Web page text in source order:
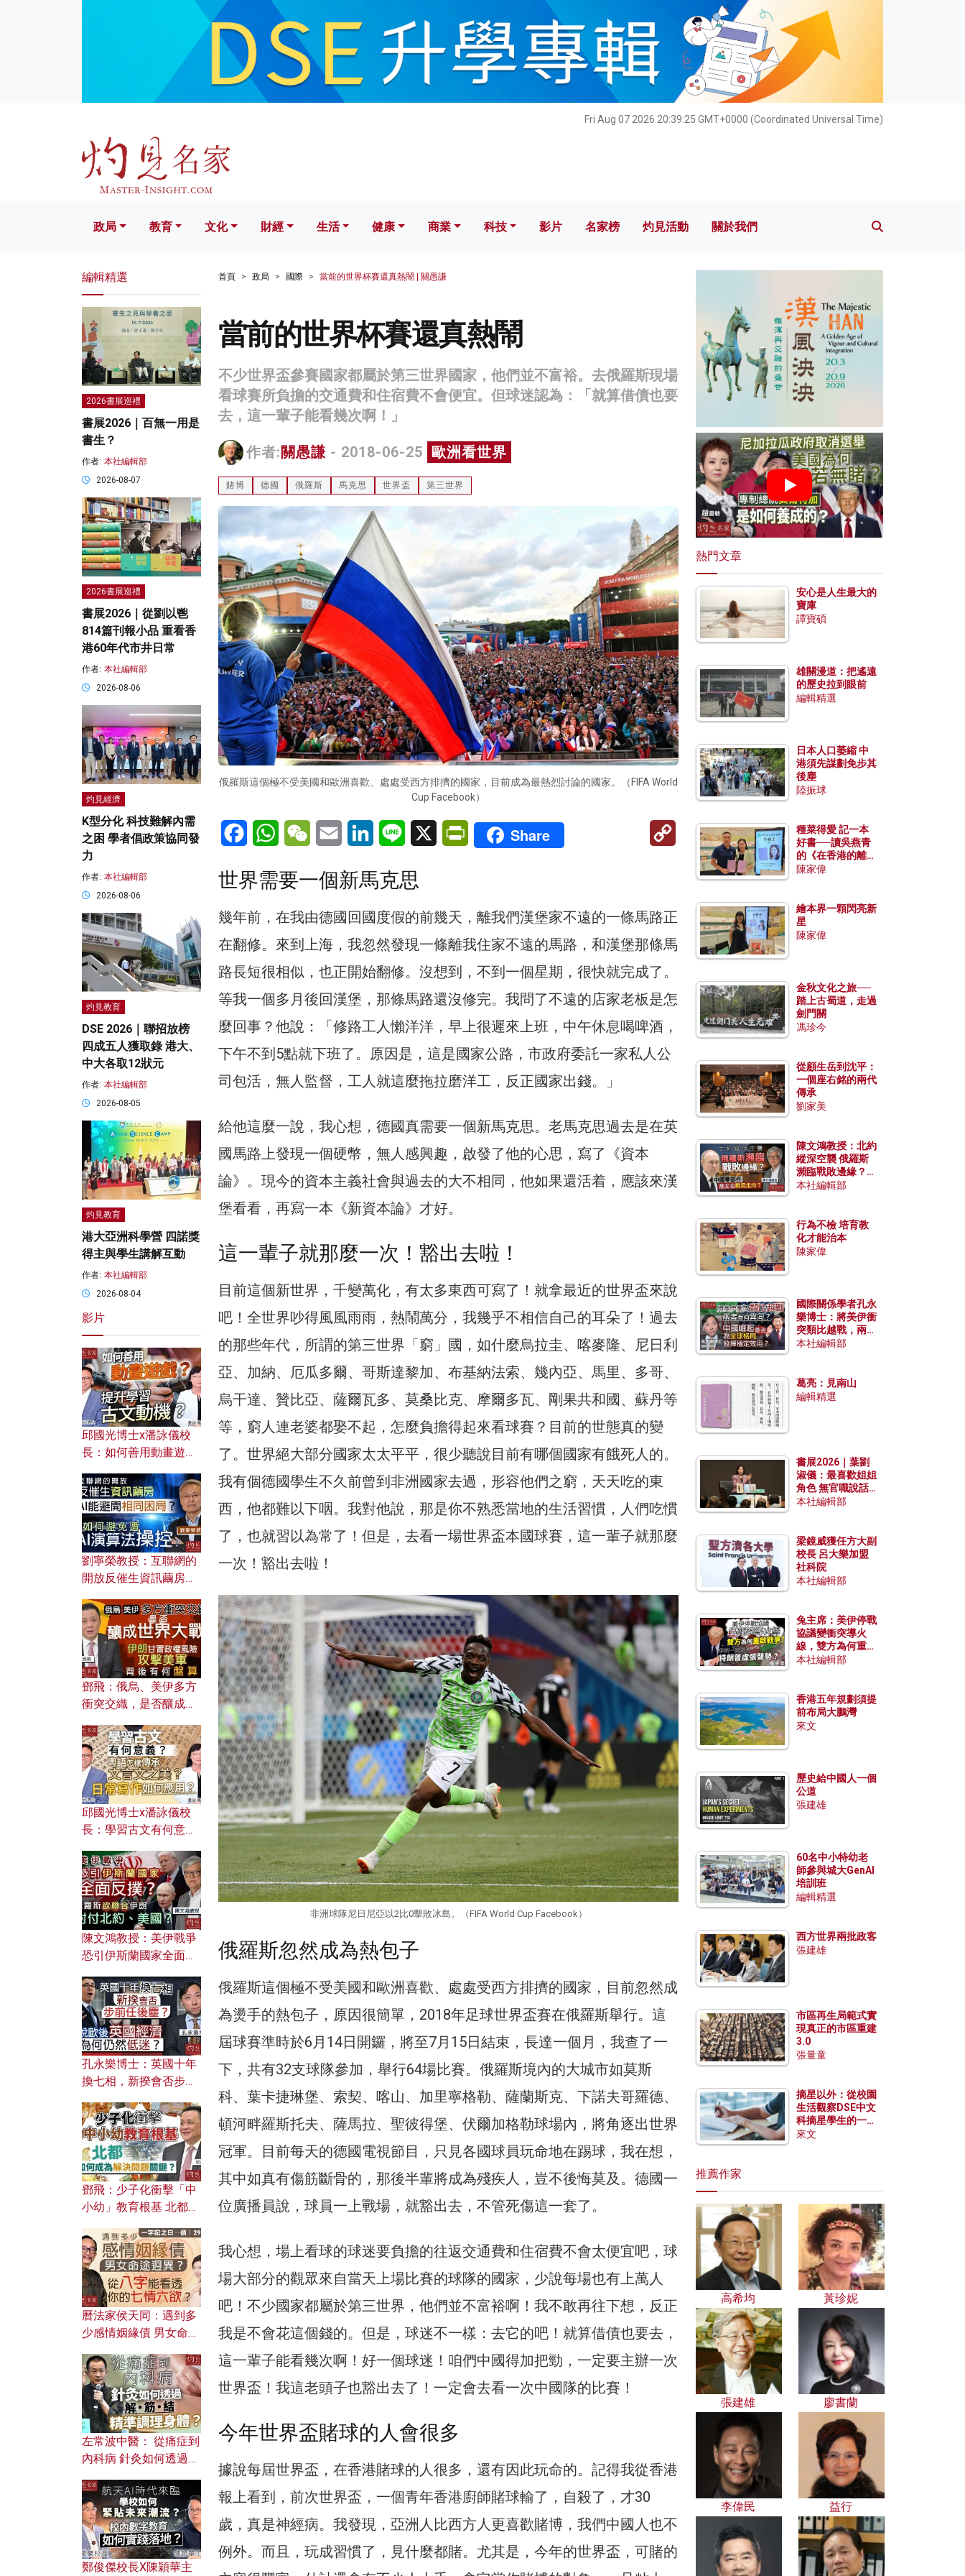
Fri Aug 07 2026 20:39:26 GMT+0000 (Coordinated Universal Time)
文化 財經 生活 健康 科技 影片 名家榜 灼見活動 關於我們
政局 教育 文化 財經 生活 健康 商業 科技 影片 名家榜 灼見活動 關於我們
首頁 政局 國際 當前的世界杯賽還真熱鬧 | 關愚謙
當前的世界杯賽還真熱鬧
不少世界盃參賽國家都屬於第三世界國家，他們並不富裕。去俄羅斯現場
看球賽所負擔的交通費和住宿費不會便宜。但球迷認為：「就算借債也要
去，這一輩子能看幾次啊！」
作者: 關愚謙 - 2018-06-25 歐洲看世界
賭博 德國 俄羅斯 馬克思 世界盃 第三世界
俄羅斯這個極不受美國和歐洲喜歡、處處受西方排擠的國家，目前成為最熱烈討論的國家。（FIFA World
Cup Facebook）
FacebookWhatsAppWeChatEmail LinkedInLine X PrintFriendly
Share
Copy
世界需要一個新馬克思
幾年前，在我由德國回國度假的前幾天，離我們漢堡家不遠的一條馬路正
在翻修。來到上海，我忽然發現一條離我住家不遠的馬路，和漢堡那條馬
路長短很相似，也正開始翻修。沒想到，不到一個星期，很快就完成了。
等我一個多月後回漢堡，那條馬路還沒修完。我問了不遠的店家老板是怎
麼回事？他說：「修路工人懶洋洋，早上很遲來上班，中午休息喝啤酒，
下午不到5點就下班了。原因是，這是國家公路，市政府委託一家私人公
司包活，無人監督，工人就這麼拖拉磨洋工，反正國家出錢。」
給他這麼一說，我心想，德國真需要一個新馬克思。老馬克思過去是在英
國馬路上發現一個硬幣，無人感興趣，啟發了他的心思，寫了《資本
論》。現今的資本主義社會與過去的大不相同，他如果還活着，應該來漢
堡看看，再寫一本《新資本論》才好。
這一輩子就那麼一次！豁出去啦！
目前這個新世界，千變萬化，有太多東西可寫了！就拿最近的世界盃來說
吧！全世界吵得風風雨雨，熱鬧萬分，我幾乎不相信自己的耳朵了！過去
的那些年代，所謂的第三世界「窮」國，如什麼烏拉圭、喀麥隆、尼日利
亞、加納、厄瓜多爾、哥斯達黎加、布基納法索、幾內亞、馬里、多哥、
烏干達、贊比亞、薩爾瓦多、莫桑比克、摩爾多瓦、剛果共和國、蘇丹等
等，窮人連老婆都娶不起，怎麼負擔得起來看球賽？目前的世態真的變
了。世界絕大部分國家太太平平，很少聽說目前有哪個國家有餓死人的。
我有個德國學生不久前曾到非洲國家去過，形容他們之窮，天天吃的東
西，他都難以下咽。我對他說，那是你不熟悉當地的生活習慣，人們吃慣
了，也就習以為常了！但是，去看一場世界盃本國球賽，這一輩子就那麼
一次！豁出去啦！
非洲球隊尼日尼亞以2比0擊敗冰島。（FIFA World Cup Facebook）
俄羅斯忽然成為熱包子
俄羅斯這個極不受美國和歐洲喜歡、處處受西方排擠的國家，目前忽然成
為燙手的熱包子，原因很簡單，2018年足球世界盃賽在俄羅斯舉行。這
屆球賽準時於6月14日開鑼，將至7月15日結束，長達一個月，我查了一
下，共有32支球隊參加，舉行64場比賽。俄羅斯境內的大城市如莫斯
科、葉卡捷琳堡、索契、喀山、加里寧格勒、薩蘭斯克、下諾夫哥羅德、
頓河畔羅斯托夫、薩馬拉、聖彼得堡、伏爾加格勒球場內，將角逐出世界
冠軍。目前每天的德國電視節目，只見各國球員玩命地在踢球，我在想，
其中如真有傷筋斷骨的，那後半輩將成為殘疾人，豈不後悔莫及。德國一
位廣播員說，球員一上戰場，就豁出去，不管死傷這一套了。
我心想，場上看球的球迷要負擔的往返交通費和住宿費不會太便宜吧，球
場大部分的觀眾來自當天上場比賽的球隊的國家，少說每場也有上萬人
吧！不少國家都屬於第三世界，他們並不富裕啊！我不敢再往下想，反正
我是不會花這個錢的。但是，球迷不一樣：去它的吧！就算借債也要去，
這一輩子能看幾次啊！好一個球迷！咱們中國得加把勁，一定要主辦一次
世界盃！我這老頭子也豁出去了！一定會去看一次中國隊的比賽！
今年世界盃賭球的人會很多
據說每屆世界盃，在香港賭球的人很多，還有因此玩命的。記得我從香港
報上看到，前次世界盃，一個青年香港廚師賭球輸了，自殺了，才30
歲，真是神經病。我發現，亞洲人比西方人更喜歡賭博，我們中國人也不
例外。而且，玩成習慣了，見什麼都賭。尤其是，今年的世界盃，可賭的
編輯精選
2026書展巡禮
書展2026｜百無一用是
書生？
作者: 本社編輯部
2026-08-07
2026書展巡禮
書展2026｜從劉以鬯
814篇刊報小品 重看香
港60年代市井日常
作者: 本社編輯部
2026-08-06
灼見經濟
K型分化 科技難解內需
之困 學者倡政策協同發
力
作者: 本社編輯部
2026-08-06
灼見教育
DSE 2026｜聯招放榜
四成五人獲取錄 港大、
中大各取12狀元
作者: 本社編輯部
2026-08-05
灼見教育
港大亞洲科學營 四諾獎
得主與學生講解互動
作者: 本社編輯部
2026-08-04
影片
邱國光博士x潘詠儀校
長：如何善用動畫遊戲
劉寧榮教授：互聯網的
開放反催生資訊繭房，
何避免遭AI演算法操
控？
鄧飛：俄烏、美伊多方
衝突交織，是否釀成世
風險攻擊美軍，背後有
何盤算？
邱國光博士x潘詠儀校
長：學習古文有何意
文之美？ 日常寫作如何
應用？
陳文鴻教授：美伊戰爭
恐引伊斯蘭國家全面反
對付北約美國？
孔永樂博士：英國十年
換七相，新揆會否步前
濟為何仍然低迷？
鄧飛：少子化衝擊「中
小幼」教育根基 北都如
曆法家侯天同：遇到多
少感情姻緣債 男女命途
的七情六欲？
左常波中醫： 從痛症到
內科病 針灸如何透過解
鄭俊傑校長X陳穎華主
熱門文章
安心是人生最大的
寶庫
譚寶碩
雄關漫道：把遙遠
的歷史拉到眼前
編輯精選
日本人口萎縮 中
港須先謀劃免步其
後塵
陸振球
種菜得愛 記一本
好書──讀吳燕青
的《在香港的離島
種菜》
陳家偉
繪本界一顆閃亮新
星
陳家偉
金秋文化之旅──
踏上古蜀道，走過
劍門關
馮珍今
從顧生岳到沈平：
一個座右銘的兩代
傳承
劉家美
陳文鴻教授：北約
縱深空襲 俄羅斯
瀕臨戰敗邊緣？中
國零部件能左右戰
本社編輯部
行為不檢 培育教
化才能治本
陳家偉
國際關係學者孔永
樂博士：將美伊衝
突類比越戰，兩者
有何異同？中國崛
本社編輯部
葛亮：見南山
編輯精選
書展2026｜葉劉
淑儀：最喜歡姐姐
角色 無官職說話
包袱少
本社編輯部
梁鏡威獲任方大副
校長 呂大樂加盟
社科院
本社編輯部
兔主席：美伊停戰
協議變衝突導火
線，雙方為何重啟
戰爭？伊朗一早洞
本社編輯部
香港五年規劃須提
前布局大鵬灣
來文
歷史給中國人一個
公道
張建雄
60名中小特幼老
師參與城大GenAI
培訓班
編輯精選
西方世界兩批政客
張建雄
市區再生局範式實
現真正的市區重建
3.0
張量童
摘星以外：從校園
生活觀察DSE中文
科摘星學生的一點
特質
來文
推薦作家
高希均 黃珍妮
張建雄 廖書蘭
李偉民 益行